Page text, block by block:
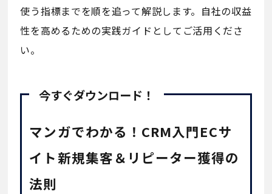
使う指標までを順を追って解説します。自社の収益
性を高めるための実践ガイドとしてご活用くださ
い。
今すぐダウンロード！
マンガでわかる！CRM入門ECサ
イト新規集客＆リピーター獲得の
法則